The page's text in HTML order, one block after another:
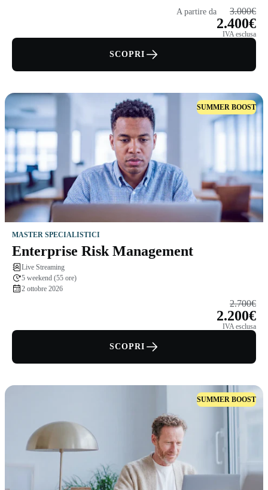
A partire da 3.000€
2.400€
IVA esclusa
SCOPRI
SUMMER BOOST
MASTER SPECIALISTICI
Enterprise Risk Management
Live Streaming
5 weekend (55 ore)
2 ottobre 2026
2.700€
2.200€
IVA esclusa
SCOPRI
SUMMER BOOST